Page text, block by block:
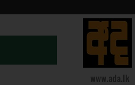
www.ada.lk